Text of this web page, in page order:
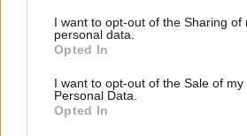
not limited to your visit or usage
grant or deny consent to Google and
use your data for below specified
consent section.
I want to opt-out of the Sharing of
personal data.
Opted In
I want to opt-out of the Sale of my
Personal Data.
Opted In